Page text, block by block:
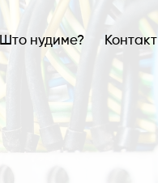
Што нудиме? Контакт